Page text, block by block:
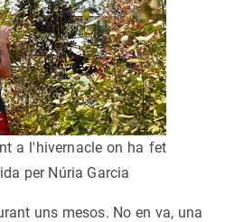
a l'hivernacle on ha fet
per Núria Garcia
uns mesos. No en va, una